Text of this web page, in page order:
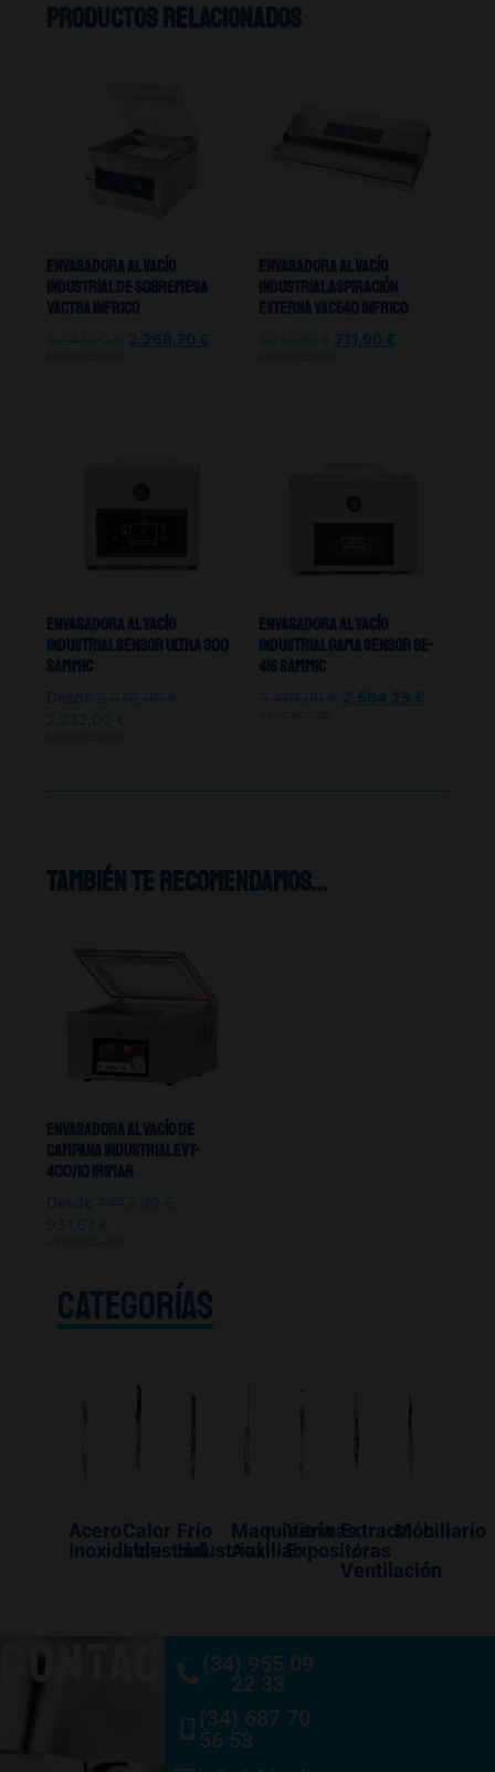
Productos relacionados
Envasadora Al Vacío
Industrial De Sobremesa
VACT8A Infrico
2.268,70 €
Envasadora Al Vacío
Industrial Aspiración
Externa VACE40 Infrico
711,90 €
Envasadora Al Vacío
Industrial Sensor Ultra 300
Sammic
Desde
2.232,00 €
Envasadora Al Vacío
Industrial Gama Sensor SE-
416 Sammic
2.564,25 €
También te recomendamos…
Envasadora Al Vacío De
Campana Industrial EVT-
400/10 Irimar
Desde
931,67 €
CATEGORÍAS
Acero
Inoxidable
Calor
Industrial
Frio
Industrial
Maquinaría
Auxiliar
Vitrinas
Expositoras
Extracción
/
Ventilación
Mobiliario
CONTACTO(34) 955 09
22 33
(34) 687 70
56 53